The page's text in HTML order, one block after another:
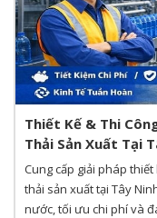
Thiết Kế & Thi
Thải Sản Xuất Tại
Cung cấp giải pháp
thải sản xuất tại Tây
nước, tối ưu chi phí và